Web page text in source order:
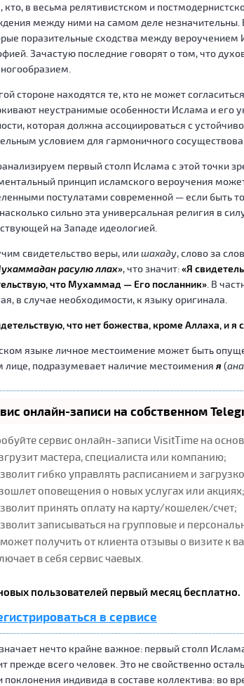
кто, в весьма релятивистском и
между ними на самом деле незначительны.
поразительные сходства между
Зачастую последние говорят о том, что
стороне находятся те, кто не может
неустранимые особенности Ислама и его
которая должна ассоциироваться с
условием для гармоничного
первый столп Ислама с этой точки
принцип исламского вероучения
постулатами современной — если быть
сильно эта универсальная религия в
на Западе идеологией.
свидетельство веры, илишахаду, слово за
расулю ллах», что значит:«Я
что Мухаммад — Его посланник» . В
в случае необходимости, к языку оригинала.
что нет божества, кроме Аллаха, и
языке личное местоимение может быть
лице, подразумевает наличие местоимения я (ана
онлайн-записи на собственном
сервис онлайн-записи VisitTime на
мастера, специалиста или компанию;
гибко управлять расписанием и
оповещения о новых услугах или акциях;
принять оплату на карту/кошелек/счет;
записываться на групповые и
получить от клиента отзывы о визите к
в себя сервис чаевых.
пользователей первый месяц бесплатно.
в сервисе
нечто крайне важное: первый столп
прежде всего человек. Это не свойственно
поклонения индивида в составе коллектива: во